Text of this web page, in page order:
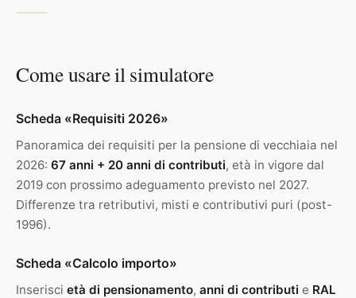
Come usare il simulatore
Scheda «Requisiti 2026»
Panoramica dei requisiti per la pensione di vecchiaia nel
2026: 67 anni + 20 anni di contributi, età in vigore dal
2019 con prossimo adeguamento previsto nel 2027.
Differenze tra retributivi, misti e contributivi puri (post-
1996).
Scheda «Calcolo importo»
Inserisci età di pensionamento, anni di contributi e RAL